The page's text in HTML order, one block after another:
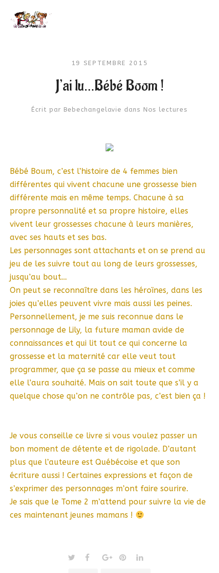
19 SEPTEMBRE 2015
J’ai lu…Bébé Boom !
Écrit par Bebechangelavie dans Nos lectures
Bébé Boum, c’est l’histoire de 4 femmes bien
différentes qui vivent chacune une grossesse bien
différente mais en même temps. Chacune à sa
propre personnalité et sa propre histoire, elles
vivent leur grossesses chacune à leurs manières,
avec ses hauts et ses bas.
Les personnages sont attachants et on se prend au
jeu de les suivre tout au long de leurs grossesses,
jusqu’au bout…
On peut se reconnaître dans les héroïnes, dans les
joies qu’elles peuvent vivre mais aussi les peines.
Personnellement, je me suis reconnue dans le
personnage de Lily, la future maman avide de
connaissances et qui lit tout ce qui concerne la
grossesse et la maternité car elle veut tout
programmer, que ça se passe au mieux et comme
elle l’aura souhaité. Mais on sait toute que s’il y a
quelque chose qu’on ne contrôle pas, c’est bien ça !
Je vous conseille ce livre si vous voulez passer un
bon moment de détente et de rigolade. D’autant
plus que l’auteure est Québécoise et que son
écriture aussi ! Certaines expressions et façon de
s’exprimer des personnages m’ont faire sourire.
Je sais que le Tome 2 m’attend pour suivre la vie de
ces maintenant jeunes mamans !